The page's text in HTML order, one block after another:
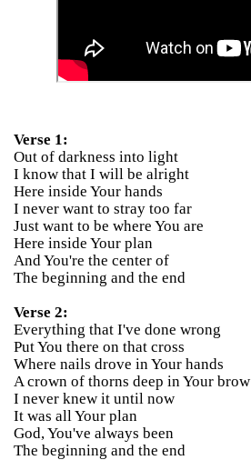
Verse 1:
Out of darkness into light
I know that I will be alright
Here inside Your hands
I never want to stray too far
Just want to be where You are
Here inside Your plan
And You're the center of
The beginning and the end
Verse 2:
Everything that I've done wrong
Put You there on that cross
Where nails drove in Your hands
A crown of thorns deep in Your brow
I never knew it until now
It was all Your plan
God, You've always been
The beginning and the end